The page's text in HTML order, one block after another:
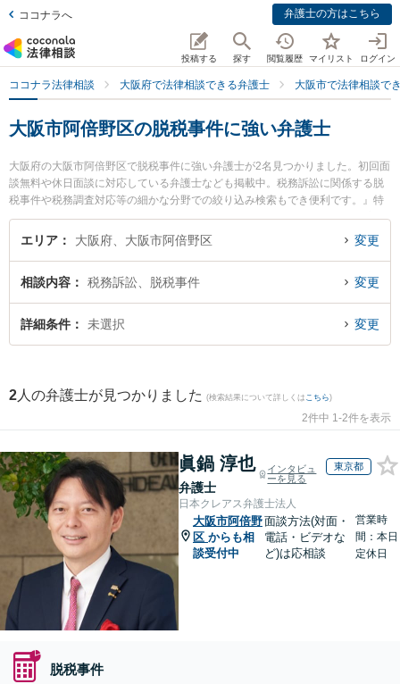
ココナラへ 弁護士の方はこちら
投稿する 探す 閲覧履歴 マイリスト ログイン
ココナラ法律相談 大阪府で法律相談できる弁護士 大阪市で法律相談で
大阪市阿倍野区の脱税事件に強い弁護士
大阪府の大阪市阿倍野区で脱税事件に強い弁護士が2名見つかりました。初回面
談無料や休日面談に対応している弁護士なども掲載中。税務訴訟に関係する脱
税事件や税務調査対応等の細かな分野での絞り込み検索もでき便利です。』特
に天王寺総合法律事務所の大前 貴子弁護士や弁護士法人英明法律事務所の室田
朋宏弁護士のプロフィール情報や弁護士費用、強みなどが注目されています。
したい』『初回相談無料で脱税事件を法律相談できる大阪市阿倍野区内の弁護
士に相談予約したい』などでお困りの相談者さんにおすすめです。
エリア 大阪府、大阪市阿倍野区 変更
相談内容 税務訴訟、脱税事件 変更
詳細条件 未選択 変更
2 人の弁護士が見つかりました (検索結果について詳しくは こちら)
2件中 1-2件を表示
眞鍋 淳也
弁護士
インタビュ
ーを見る
東京都
日本クレアス弁護士法人
大阪市阿倍野
区 からも相
談受付中
面談方法(対面・
電話・ビデオな
ど)は応相談
営業時
間：本日
定休日
脱税事件